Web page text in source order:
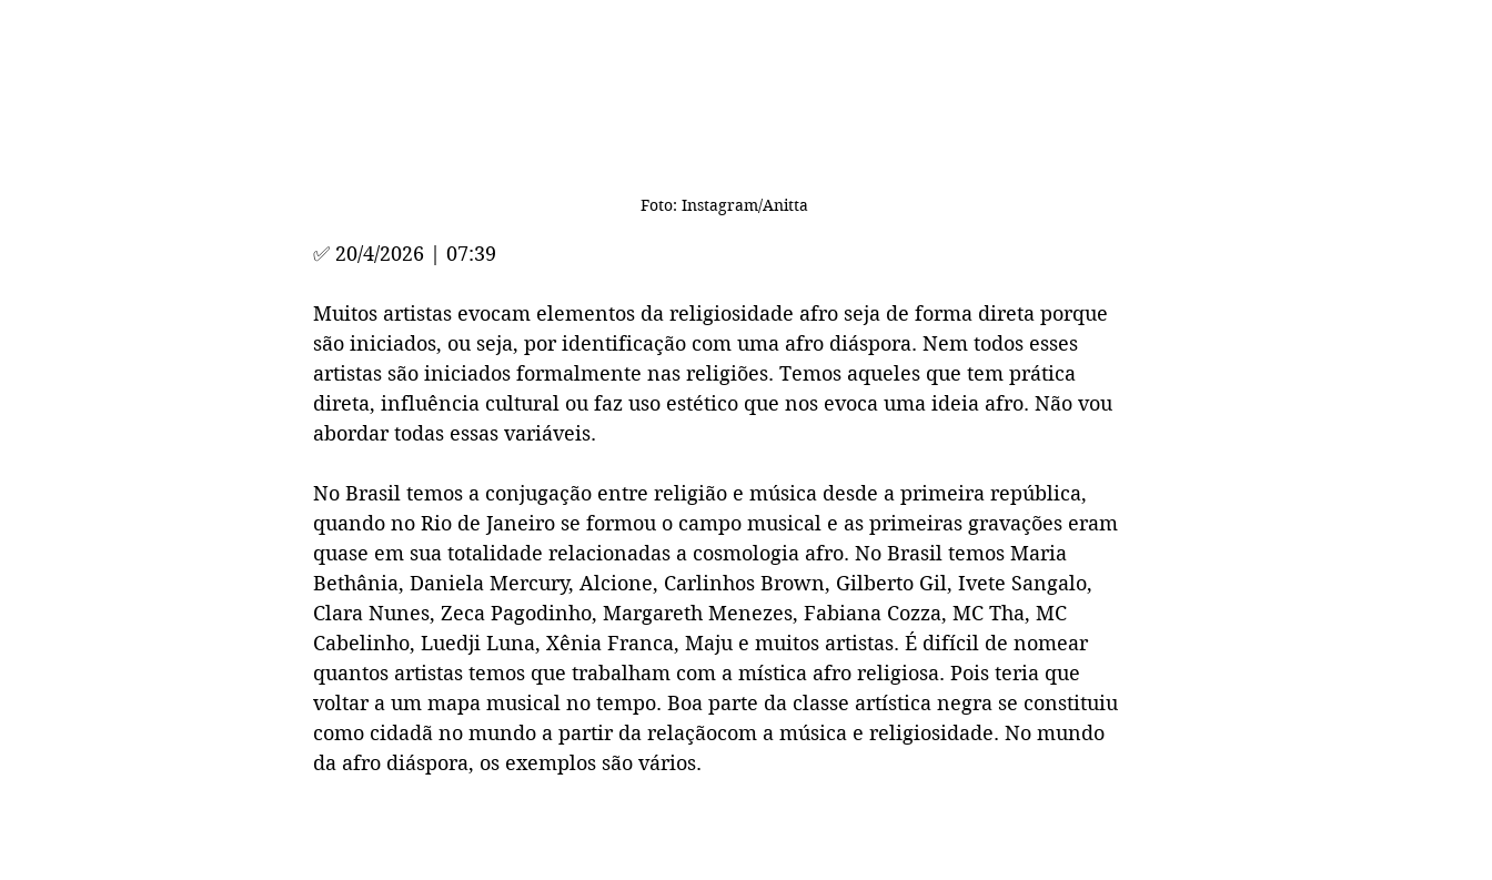
Foto: Instagram/Anitta
✅ 20/4/2026 | 07:39
Muitos artistas evocam elementos da religiosidade afro seja de forma direta porque
são iniciados, ou seja, por identificação com uma afro diáspora. Nem todos esses
artistas são iniciados formalmente nas religiões. Temos aqueles que tem prática
direta, influência cultural ou faz uso estético que nos evoca uma ideia afro. Não vou
abordar todas essas variáveis.
No Brasil temos a conjugação entre religião e música desde a primeira república,
quando no Rio de Janeiro se formou o campo musical e as primeiras gravações eram
quase em sua totalidade relacionadas a cosmologia afro. No Brasil temos Maria
Bethânia, Daniela Mercury, Alcione, Carlinhos Brown, Gilberto Gil, Ivete Sangalo,
Clara Nunes, Zeca Pagodinho, Margareth Menezes, Fabiana Cozza, MC Tha, MC
Cabelinho, Luedji Luna, Xênia Franca, Maju e muitos artistas. É difícil de nomear
quantos artistas temos que trabalham com a mística afro religiosa. Pois teria que
voltar a um mapa musical no tempo. Boa parte da classe artística negra se constituiu
como cidadã no mundo a partir da relaçãocom a música e religiosidade. No mundo
da afro diáspora, os exemplos são vários.